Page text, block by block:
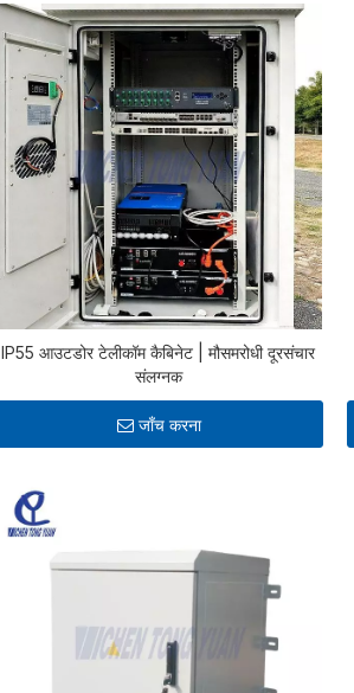
IP55 आउटडोर टेलीकॉम कैबिनेट | मौसमरोधी दूरसंचार
संलग्नक
जाँच करना